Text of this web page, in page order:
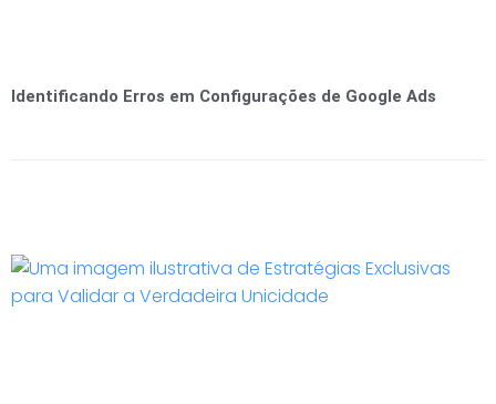
Identificando Erros em Configurações de Google Ads